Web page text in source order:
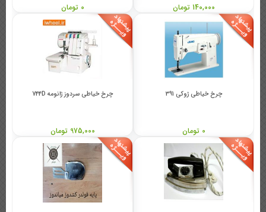
140,000 تومان 0 تومان
چرخ خیاطی ژوکی 391
0 تومان
چرخ خیاطی سردوز ژانومه 744D
975,000 تومان